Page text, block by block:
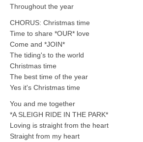
Throughout the year
CHORUS: Christmas time
Time to share *OUR* love
Come and *JOIN*
The tiding's to the world
Christmas time
The best time of the year
Yes it's Christmas time
You and me together
*A SLEIGH RIDE IN THE PARK*
Loving is straight from the heart
Straight from my heart